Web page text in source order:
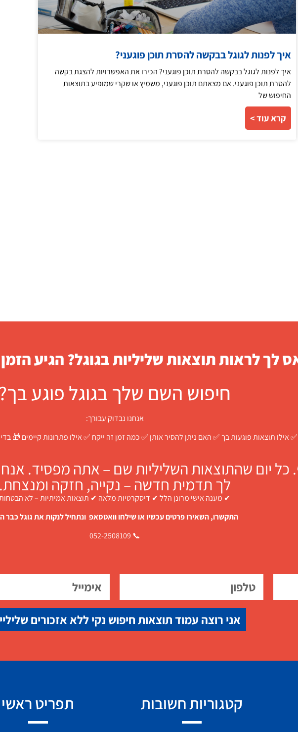
איך לפנות לגוגל בבקשה להסרת תוכן פוגעני?
איך לפנות לגוגל בבקשה להסרת תוכן פוגעני? הכירו את האפשרויות להצגת בקשה
להסרת תוכן פוגעני. אם מצאתם תוכן פוגעני, משמיץ או שקרי שמופיע בתוצאות
החיפוש של
קרא עוד >
לך לראות תוצאות שליליות בגוגל? הגיע
חיפוש השם שלך בגוגל פוגע בך?
אנחנו נבדוק עבורך:
✅ אילו תוצאות פוגעות בך ✅ האם ניתן להסיר אותן ✅ כמה זמן זה ייקח ✅ אילו פתרונות קיימים 🎁
יום שהתוצאות השליליות שם – אתה מפסיד.
לך תדמית חדשה – נקייה, חזקה ומנצחת.
✔ מענה אישי מרונן הלל ✔ דיסקרטיות מלאה ✔ תוצאות אמיתיות – לא
התקשרו, השאירו פרטים עכשיו או שילחו וואטסאפ ונתחיל לנקות את גוגל כבר
📞 052-2508109
אני רוצה עמוד תוצאות חיפוש נקי ללא אזכורים
קטגוריות חשובות תפריט ראשי